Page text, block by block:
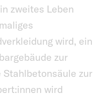
zweites Leben
wird, ein
zur
Stahlbetonsäule zur
wird